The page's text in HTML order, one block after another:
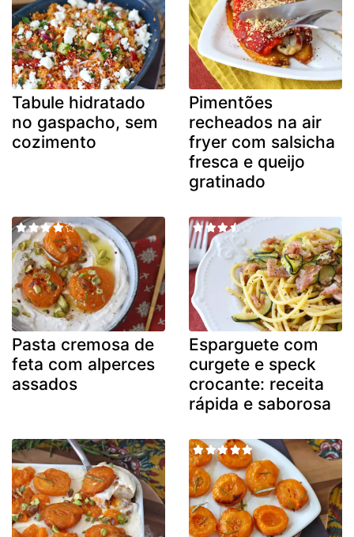
Tabule hidratado
no gaspacho, sem
cozimento
Pimentões
recheados na air
fryer com salsicha
fresca e queijo
gratinado
Pasta cremosa de
feta com alperces
assados
Esparguete com
curgete e speck
crocante: receita
rápida e saborosa